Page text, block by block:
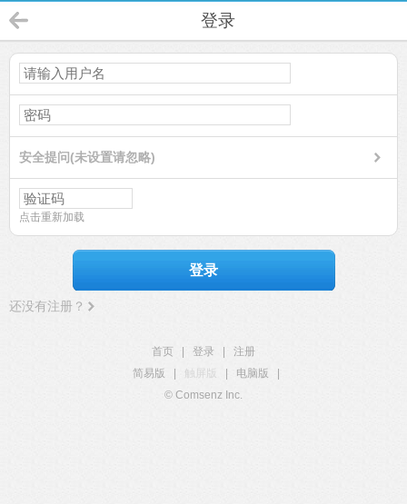
登录
安全提问(未设置请忽略)
点击重新加载
登录
还没有注册？
首页 登录
注册
简易版
触屏版 电脑版
© Comsenz Inc.